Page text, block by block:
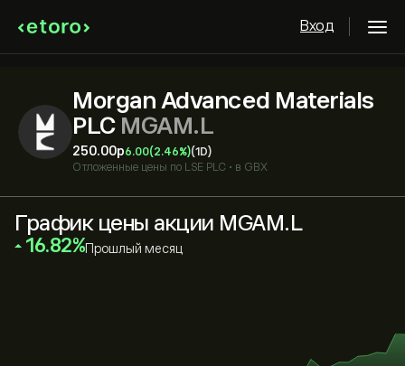
Вход
Morgan Advanced Materials
PLC MGAM.L
250.00‎p‎6.00(2.46%)(1D)
Отложенные цены по LSE PLC • в GBX
График цены акции MGAM.L
‎16.82‎ Прошлый месяц